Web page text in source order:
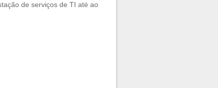
de serviços de TI até ao